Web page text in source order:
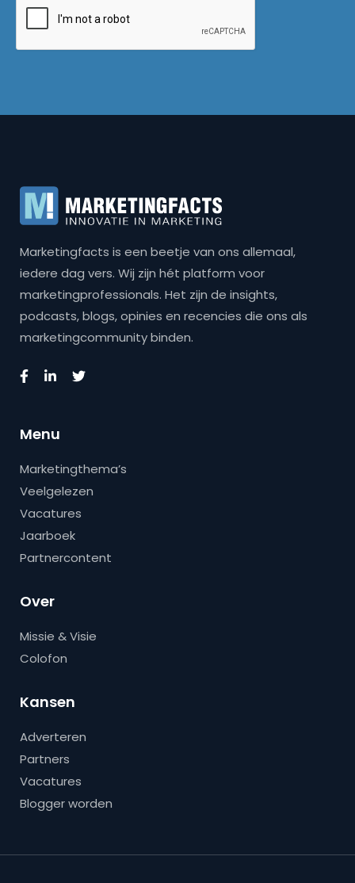
Marketingfacts is een beetje van ons allemaal,
iedere dag vers. Wij zijn hét platform voor
marketingprofessionals. Het zijn de insights,
podcasts, blogs, opinies en recencies die ons als
marketingcommunity binden.
Menu
Marketingthema’s
Veelgelezen
Vacatures
Jaarboek
Partnercontent
Over
Missie & Visie
Colofon
Kansen
Adverteren
Partners
Vacatures
Blogger worden